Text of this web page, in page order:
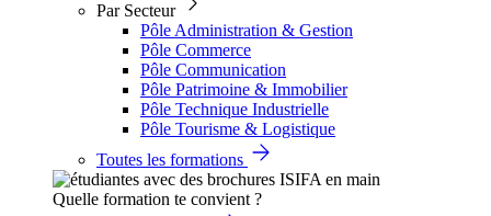
Par Secteur
Pôle Administration & Gestion
Pôle Commerce
Pôle Communication
Pôle Patrimoine & Immobilier
Pôle Technique Industrielle
Pôle Tourisme & Logistique
Toutes les formations
Quelle formation te convient ?